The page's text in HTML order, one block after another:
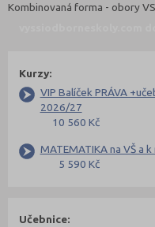
Kombinovaná forma - obory
Kurzy:
VIP Balíček PRÁVA
2026/27
10 560 Kč
MATEMATIKA na VŠ a
5 590 Kč
Učebnice: